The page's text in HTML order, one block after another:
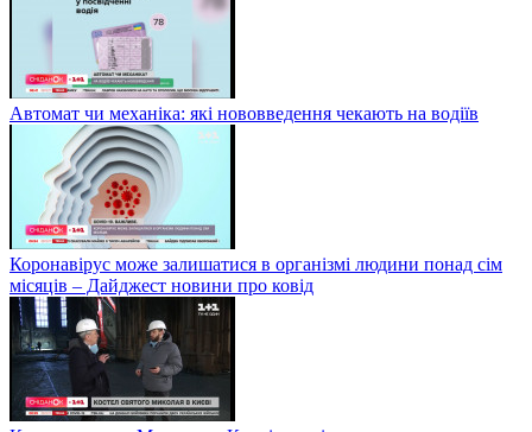
Автомат чи механіка: які нововведення чекають на водіїв
Коронавірус може залишатися в організмі людини понад сім
місяців – Дайджест новини про ковід